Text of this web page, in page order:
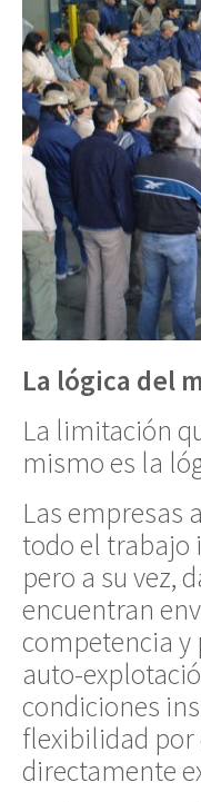
La lógica del
La limitación
mismo es la
Las empresas
todo el trabajo
pero a su vez,
encuentran
competencia y
auto-
condiciones
flexibilidad por
directamente